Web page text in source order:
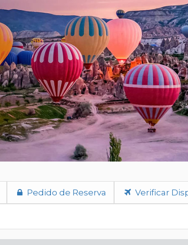
Pedido de Reserva Verificar